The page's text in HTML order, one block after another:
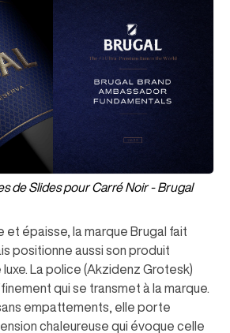
de Slides pour Carré Noir - Brugal
et épaisse, la marque Brugal fait
positionne aussi son produit
La police (Akzidenz Grotesk)
qui se transmet à la marque.
empattements, elle porte
chaleureuse qui évoque celle